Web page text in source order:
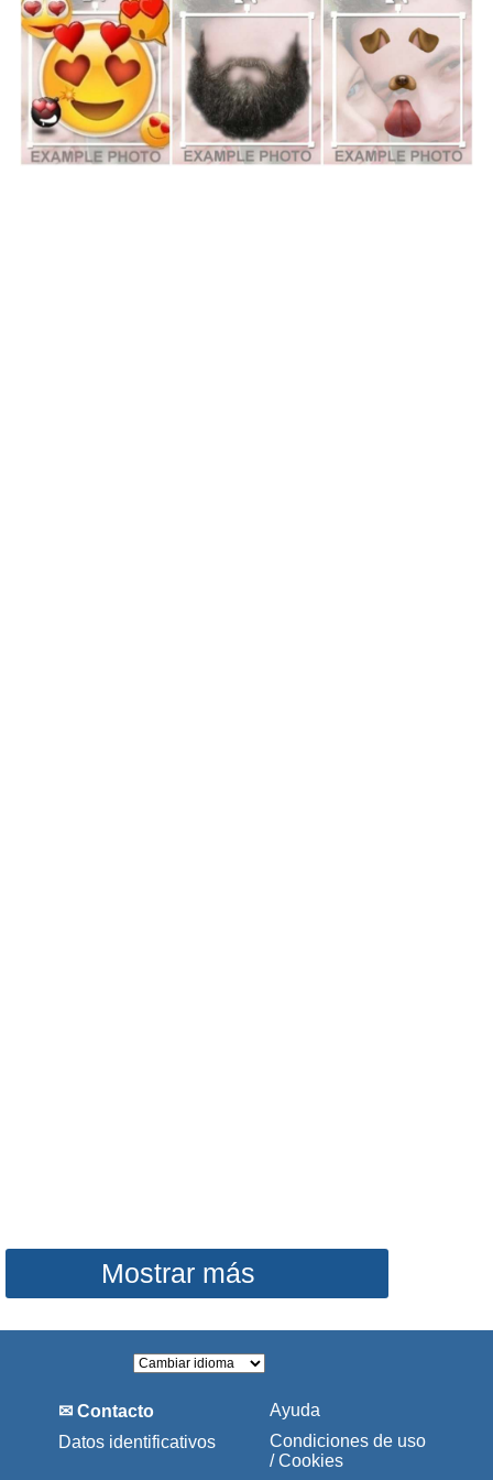
Mostrar más
✉ Contacto
Datos identificativos
Ayuda
Condiciones de uso
/ Cookies